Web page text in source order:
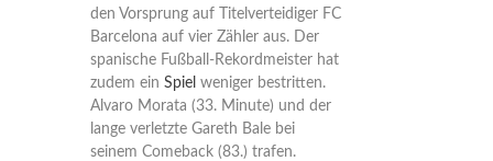
den Vorsprung auf Titelverteidiger FC
Barcelona auf vier Zähler aus. Der
spanische Fußball-Rekordmeister hat
zudem ein Spiel weniger bestritten.
Alvaro Morata (33. Minute) und der
lange verletzte Gareth Bale bei
seinem Comeback (83.) trafen.